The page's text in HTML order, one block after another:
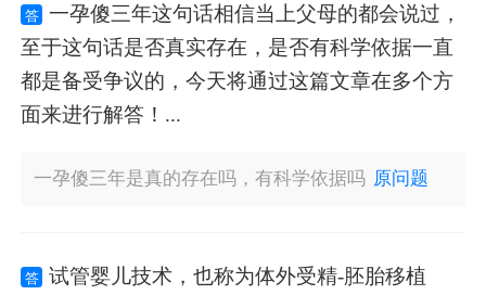
答
一孕傻三年这句话相信当上父母的都会说过，
至于这句话是否真实存在，是否有科学依据一直
都是备受争议的，今天将通过这篇文章在多个方
面来进行解答！...
一孕傻三年是真的存在吗，有科学依据吗 原问题
答
试管婴儿技术，也称为体外受精-胚胎移植